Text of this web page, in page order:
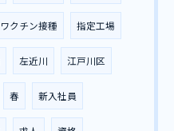
ワクチン接種 指定工場
左近川 江戸川区
春 新入社員